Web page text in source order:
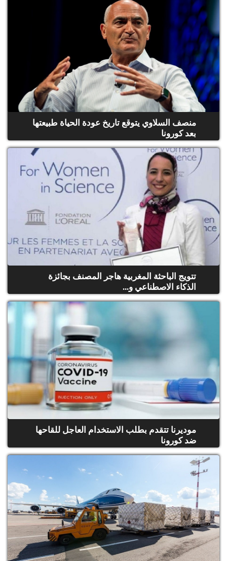
منصف السلاوي يتوقع تاريخ عودة الحياة طبيعتها
بعد كورونا
تتويج الباحثة المغربية هاجر المصنف بجائزة
الذكاء الاصطناعي و...
موديرنا تتقدم بطلب الاستخدام العاجل للقاحها
ضد كورونا